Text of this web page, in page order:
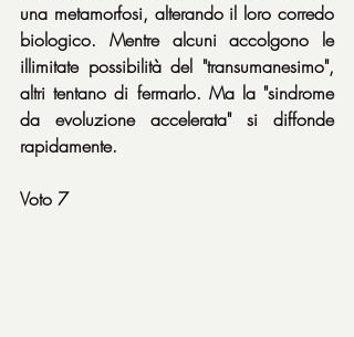
una metamorfosi, alterando il loro corredo
biologico. Mentre alcuni accolgono le
illimitate possibilità del "transumanesimo",
altri tentano di fermarlo. Ma la "sindrome
da evoluzione accelerata" si diffonde
rapidamente.
Voto 7